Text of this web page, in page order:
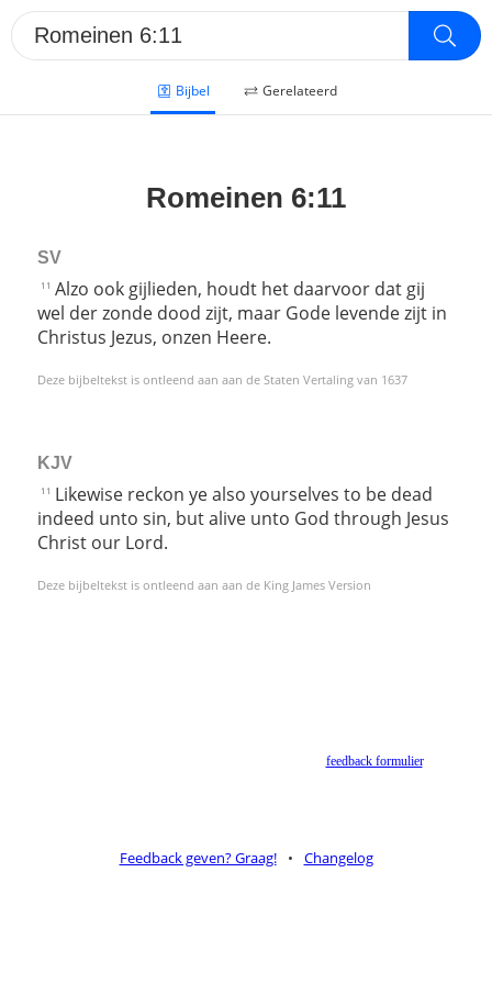
Bijbel Gerelateerd
Romeinen 6:11
SV
11 Alzo ook gijlieden, houdt het daarvoor dat gij
wel der zonde dood zijt, maar Gode levende zijt in
Christus Jezus, onzen Heere.
Deze bijbeltekst is ontleend aan aan de Staten Vertaling van 1637
KJV
11 Likewise reckon ye also yourselves to be dead
indeed unto sin, but alive unto God through Jesus
Christ our Lord.
Deze bijbeltekst is ontleend aan aan de King James Version
feedback formulier.
Feedback geven? Graag! • Changelog